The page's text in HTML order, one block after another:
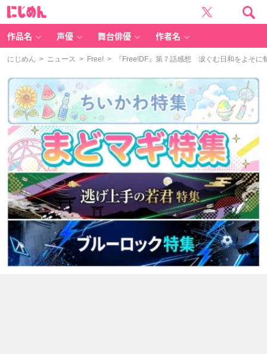
作品名 声優 舞台俳優 作者名
にじめん > ニュース > Free! > 『Free!DF』第７話感想 涙ぐむ日和をよそに